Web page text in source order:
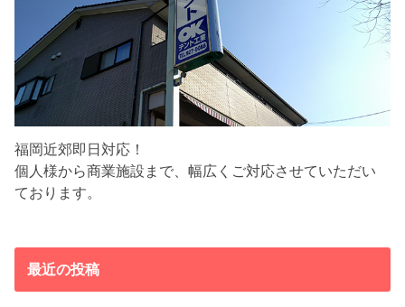
福岡近郊即日対応！
個人様から商業施設まで、幅広くご対応させていただい
ております。
最近の投稿